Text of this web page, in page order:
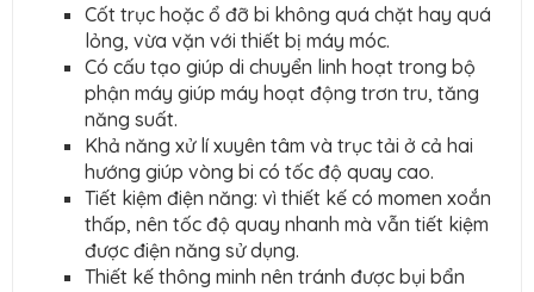
Cốt trục hoặc ổ đỡ bi không quá chặt hay quá
lỏng, vừa vặn với thiết bị máy móc.
Có cấu tạo giúp di chuyển linh hoạt trong bộ
phận máy giúp máy hoạt động trơn tru, tăng
năng suất.
Khả năng xử lí xuyên tâm và trục tải ở cả hai
hướng giúp vòng bi có tốc độ quay cao.
Tiết kiệm điện năng: vì thiết kế có momen xoắn
thấp, nên tốc độ quay nhanh mà vẫn tiết kiệm
được điện năng sử dụng.
Thiết kế thông minh nên tránh được bụi bẩn